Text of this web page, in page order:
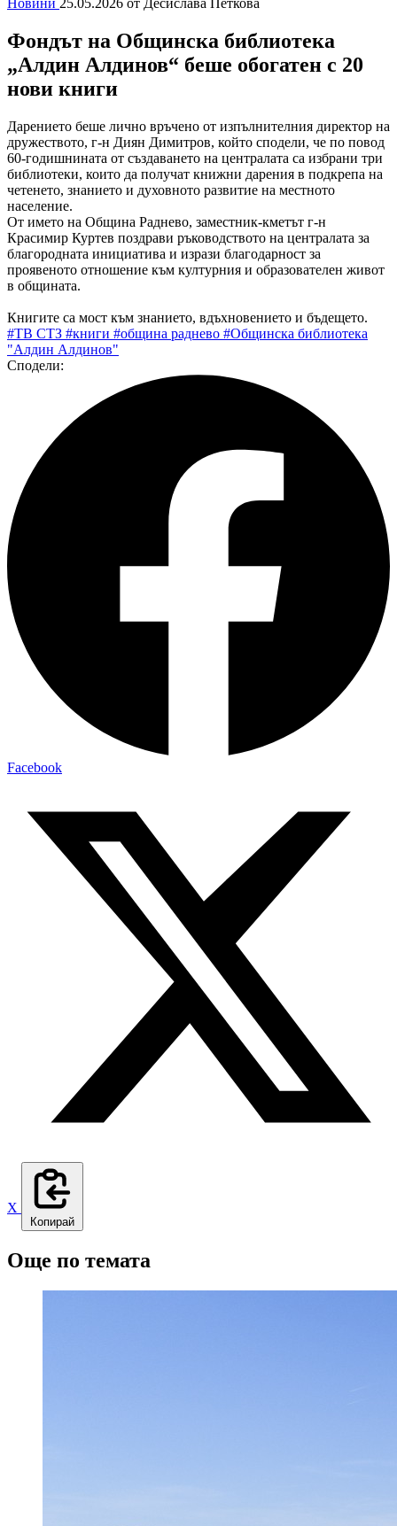
Новини 25.05.2026 от Десислава Петкова
Фондът на Общинска библиотека
„Алдин Алдинов“ беше обогатен с 20
нови книги
Дарението беше лично връчено от изпълнителния директор на
дружеството, г-н Диян Димитров, който сподели, че по повод
60-годишнината от създаването на централата са избрани три
библиотеки, които да получат книжни дарения в подкрепа на
четенето, знанието и духовното развитие на местното
население.
От името на Община Раднево, заместник-кметът г-н
Красимир Куртев поздрави ръководството на централата за
благородната инициатива и изрази благодарност за
проявеното отношение към културния и образователен живот
в общината.
Книгите са мост към знанието, вдъхновението и бъдещето.
#ТВ СТЗ #книги #община раднево #Общинска библиотека
"Алдин Алдинов"
Сподели:
Facebook
X
Копирай
Още по темата